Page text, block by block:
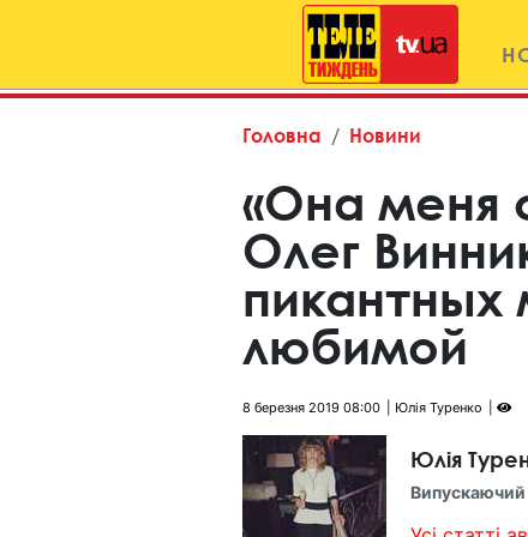
Головна Новини
«Она меня
Олег
пикантных
любимой
8 березня 2019 08:00 Юлія Туренко
Юлія